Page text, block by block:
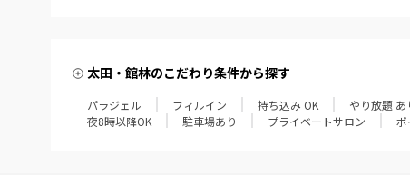
太田・館林のこだわり条件から探す
パラジェル フィルイン 持ち込み OK やり放題 あ
夜8時以降OK
駐車場あり プライベートサロン ポ